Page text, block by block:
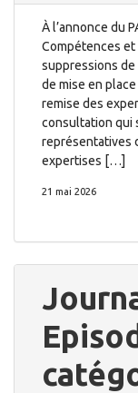
À l’annonce du
Compétences et
suppressions
de mise en
remise des
consultation qui
représentatives
expertises […]
21 mai 2026